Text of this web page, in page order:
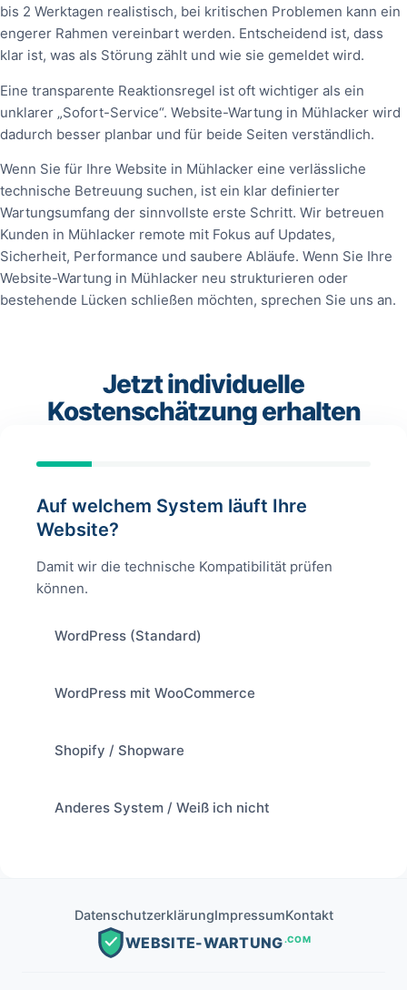
bis 2 Werktagen realistisch, bei kritischen Problemen kann ein
engerer Rahmen vereinbart werden. Entscheidend ist, dass
klar ist, was als Störung zählt und wie sie gemeldet wird.
Eine transparente Reaktionsregel ist oft wichtiger als ein
unklarer „Sofort-Service“. Website-Wartung in Mühlacker wird
dadurch besser planbar und für beide Seiten verständlich.
Wenn Sie für Ihre Website in Mühlacker eine verlässliche
technische Betreuung suchen, ist ein klar definierter
Wartungsumfang der sinnvollste erste Schritt. Wir betreuen
Kunden in Mühlacker remote mit Fokus auf Updates,
Sicherheit, Performance und saubere Abläufe. Wenn Sie Ihre
Website-Wartung in Mühlacker neu strukturieren oder
bestehende Lücken schließen möchten, sprechen Sie uns an.
Jetzt individuelle
Kostenschätzung erhalten
Auf welchem System läuft Ihre
Website?
Damit wir die technische Kompatibilität prüfen
können.
WordPress (Standard)
WordPress mit WooCommerce
Shopify / Shopware
Anderes System / Weiß ich nicht
DatenschutzerklärungImpressumKontakt
WEBSITE-WARTUNG .COM